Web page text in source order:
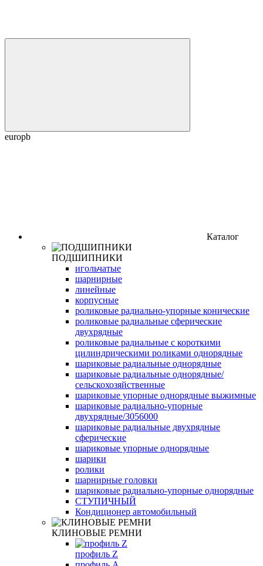
europb
Каталог
ПОДШИПНИКИ
игольчатые
шарнирные
линейные
корпусные
роликовые радиально-упорные конические
роликовые радиальные сферические
двухрядные
роликовые радиальные с короткими
цилиндрическими роликами однорядные
шариковые радиальные однорядные
шариковые радиальные однорядные/
сельскохозяйственные
шариковые упорные однорядные выжимные
шариковые радиально-упорные
двухрядные/3056000
шариковые радиальные двухрядные
сферические
шариковые упорные однорядные
шарики
ролики
шарнирные головки
шариковые радиально-упорные однорядные
СТУПИЧНЫЙ
Кондиционер автомобильный
КЛИНОВЫЕ РЕМНИ
профиль Z